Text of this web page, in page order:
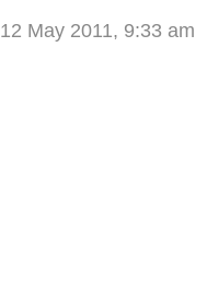
12 May 2011, 9:33 am